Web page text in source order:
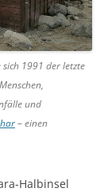
1991 der letzte
und
– einen
Halbinsel